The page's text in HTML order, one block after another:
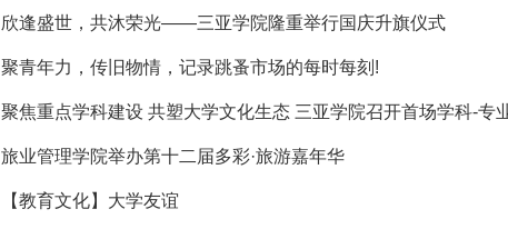
欣逢盛世，共沐荣光——三亚学院隆重举行国庆升旗仪式
聚青年力，传旧物情，记录跳蚤市场的每时每刻!
聚焦重点学科建设 共塑大学文化生态 三亚学院召开首场学科-专
旅业管理学院举办第十二届多彩·旅游嘉年华
【教育文化】大学友谊